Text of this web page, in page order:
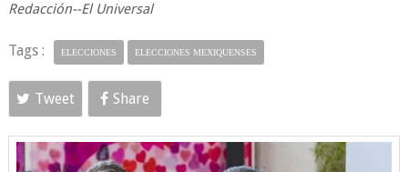
Redacción--El Universal
Tags : ELECCIONES ELECCIONES MEXIQUENSES
Tweet Share